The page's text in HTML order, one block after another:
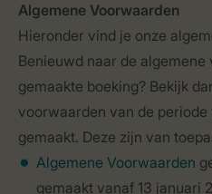
Algemene Voorwaarden
Hieronder vind je onze
Benieuwd naar de
gemaakte boeking? Bekijk
voorwaarden van de
gemaakt. Deze zijn van
Algemene Voorwaarden
gemaakt vanaf 13 januari